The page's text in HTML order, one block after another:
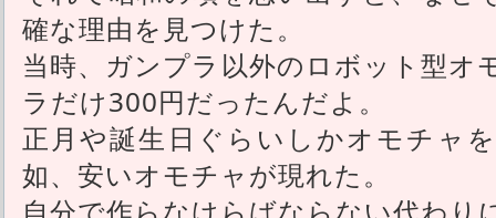
確な理由を見つけた。
当時、ガンプラ以外のロボット型オ
ラだけ300円だったんだよ。
正月や誕生日ぐらいしかオモチャ
如、安いオモチャが現れた。